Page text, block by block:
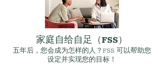
家庭自给自足（FSS）
五年后，您会成为怎样的人？FSS 可以帮助您
设定并实现您的目标！